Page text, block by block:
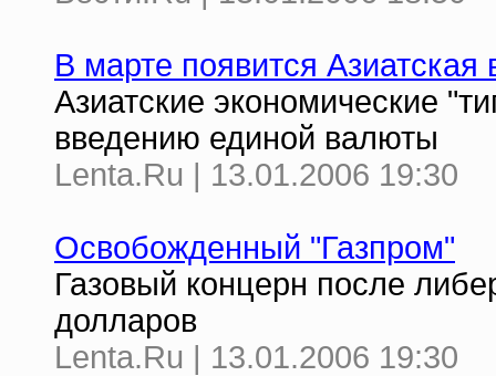
В марте появится
Азиатские экономические
введению единой валюты
Lenta.Ru | 13.01.2006 19:30
Освобожденный "Газпром"
Газовый концерн после
долларов
Lenta.Ru | 13.01.2006 19:30